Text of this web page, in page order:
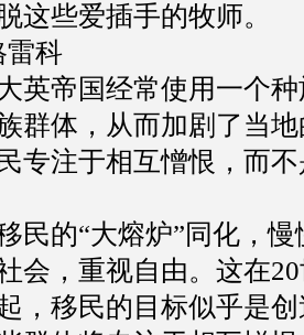
这些爱插手的牧师。
雷科
英帝国经常使用一个
群体，从而加剧了当
专注于相互憎恨，而
民的“大熔炉” 同化，
会，重视自由。这在20
，移民的目标似乎是